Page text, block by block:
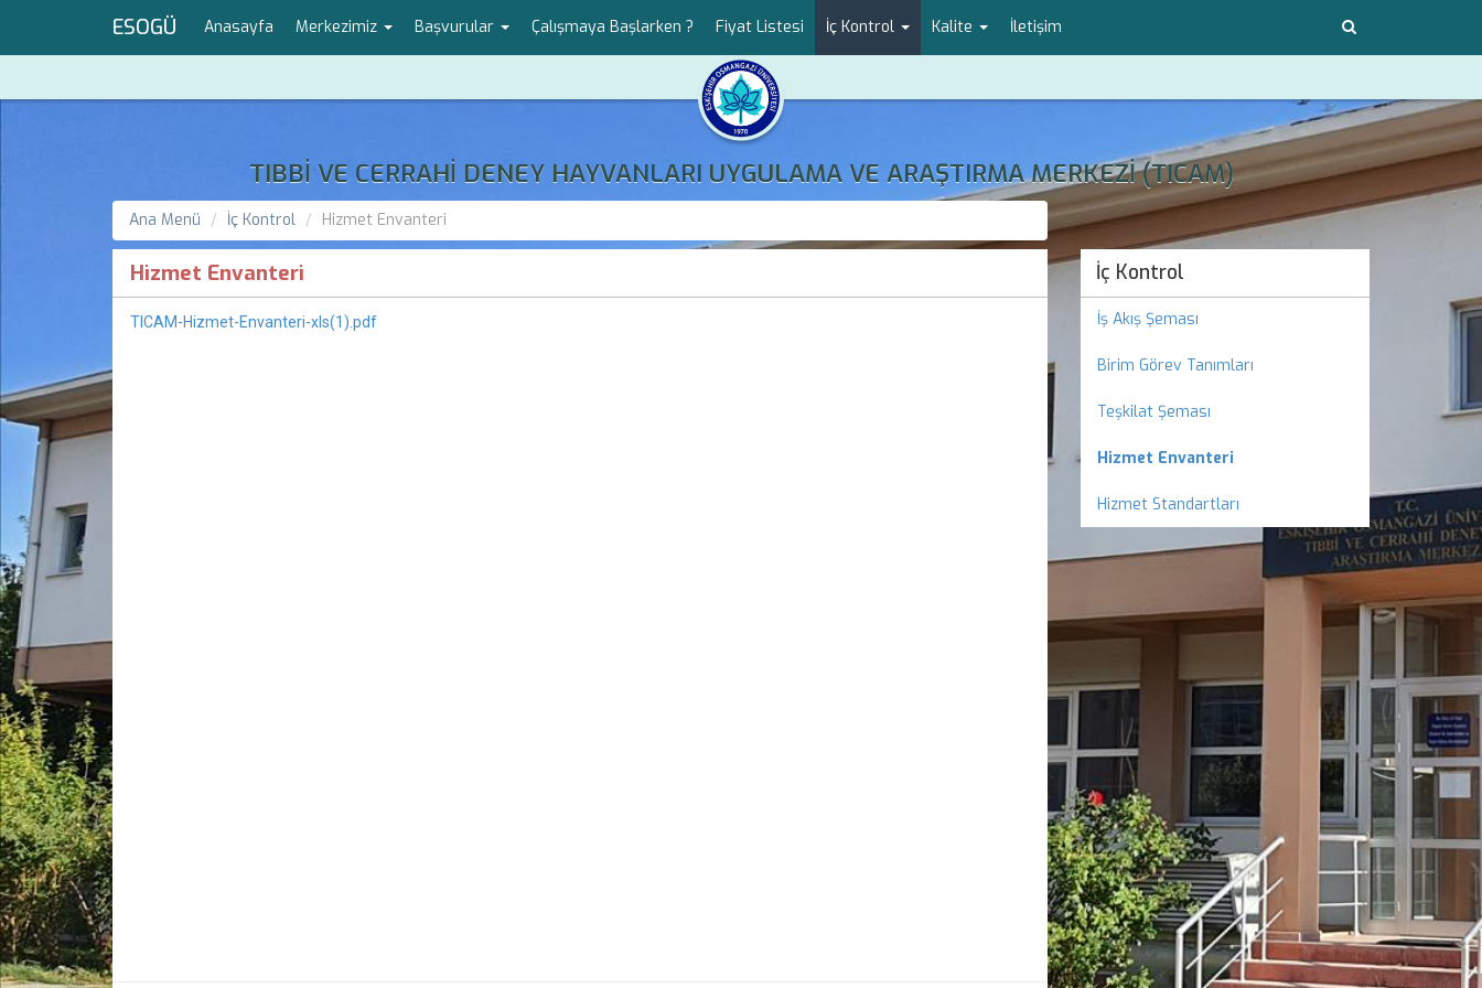
ESOGÜ Anasayfa Merkezimiz Başvurular Çalışmaya Başlarken ? Fiyat Listesi İç Kontrol Kalite İletişim
TIBBİ VE CERRAHİ DENEY HAYVANLARI UYGULAMA VE ARAŞTIRMA MERKEZİ (TICAM)
Ana Menü İç Kontrol Hizmet Envanteri
Hizmet Envanteri
TICAM-Hizmet-Envanteri-xls(1).pdf
İç Kontrol
İş Akış Şeması
Birim Görev Tanımları
Teşkilat Şeması
Hizmet Envanteri
Hizmet Standartları